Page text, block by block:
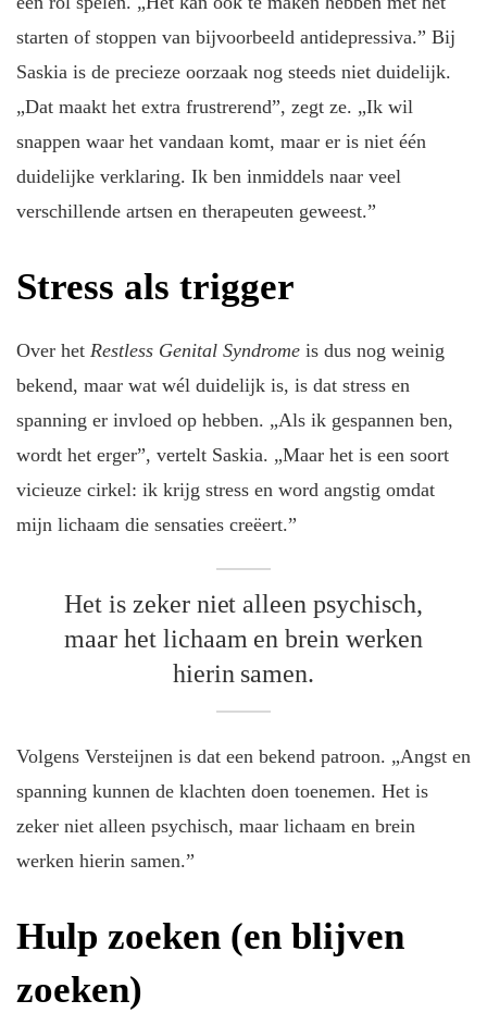
starten of stoppen van bijvoorbeeld antidepressiva.” Bij
Saskia is de precieze oorzaak nog steeds niet duidelijk.
„Dat maakt het extra frustrerend”, zegt ze. „Ik wil
snappen waar het vandaan komt, maar er is niet één
duidelijke verklaring. Ik ben inmiddels naar veel
verschillende artsen en therapeuten geweest.”
Stress als trigger
Over het Restless Genital Syndromeis dus nog weinig
bekend, maar wat wél duidelijk is, is dat stress en
spanning er invloed op hebben. „Als ik gespannen ben,
wordt het erger”, vertelt Saskia. „Maar het is een soort
vicieuze cirkel: ik krijg stress en word angstig omdat
mijn lichaam die sensaties creëert.”
Het is zeker niet alleen psychisch,
maar het lichaam en brein werken
hierin samen.
Volgens Versteijnen is dat een bekend patroon. „Angst en
spanning kunnen de klachten doen toenemen. Het is
zeker niet alleen psychisch, maar lichaam en brein
werken hierin samen.”
Hulp zoeken (en blijven
zoeken)